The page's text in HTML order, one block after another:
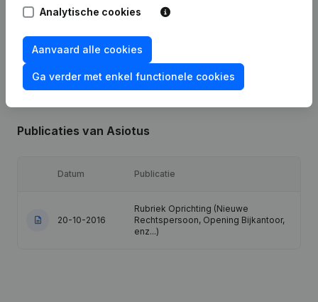
Eigen vermogen €78.859
Brutomarge €
Publicaties van Asiotus
Datum Publicatie
20-10-2016
Rubriek Oprichting (Nieuwe
Rechtspersoon, Opening Bijkantoor,
enz...)
Analytische cookies
Aanvaard alle cookies
Ga verder met enkel functionele cookies